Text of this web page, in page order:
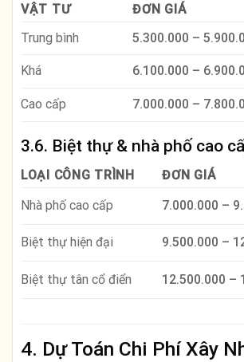
VẬT TƯ
ĐƠN GIÁ
Trung bình
5.300.000 –
Khá 6.100.000 –
Cao cấp 7.000.000 –
3.6. Biệt thự & nhà phố cao
LOẠI CÔNG TRÌNH
ĐƠN GIÁ
Nhà phố cao cấp
7.000.000 –
Biệt thự hiện đại 9.500.000 –
Biệt thự tân cổ điển 12.500.000 –
4. Dự Toán Chi Phí Xây